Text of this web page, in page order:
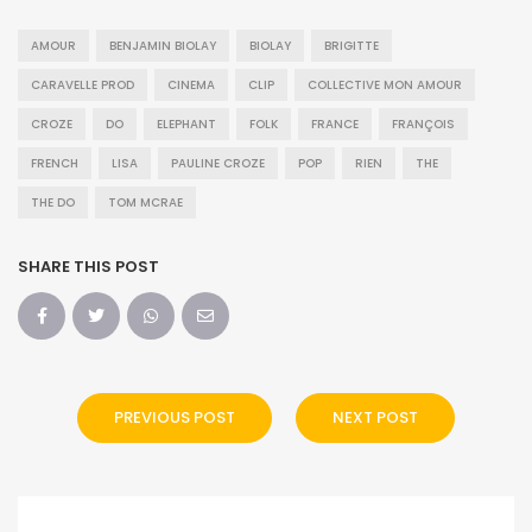
AMOUR BENJAMIN BIOLAY BIOLAY BRIGITTE
CARAVELLE PROD CINEMA CLIP COLLECTIVE MON AMOUR
CROZE DO ELEPHANT FOLK FRANCE FRANÇOIS
FRENCH LISA PAULINE CROZE POP RIEN THE
THE DO TOM MCRAE
SHARE THIS POST
PREVIOUS POST NEXT POST